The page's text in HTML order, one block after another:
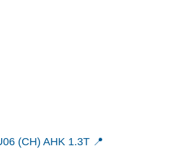
(CH) AHK 1.3T 📍